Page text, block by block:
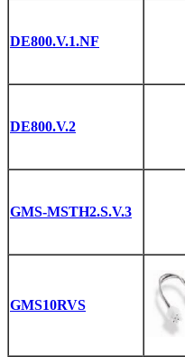
DE800.V.1.NF
DE800.V.2
GMS-MSTH2.S.V.3
GMS10RVS